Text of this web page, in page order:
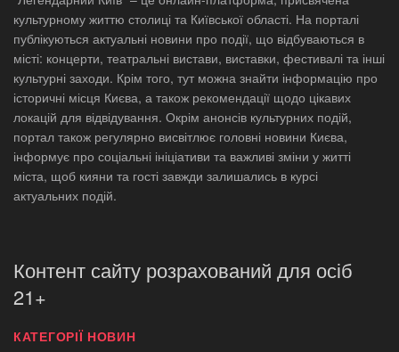
культурному життю столиці та Київської області. На порталі
публікуються актуальні новини про події, що відбуваються в
місті: концерти, театральні вистави, виставки, фестивалі та інші
культурні заходи. Крім того, тут можна знайти інформацію про
історичні місця Києва, а також рекомендації щодо цікавих
локацій для відвідування. Окрім анонсів культурних подій,
портал також регулярно висвітлює головні новини Києва,
інформує про соціальні ініціативи та важливі зміни у житті
міста, щоб кияни та гості завжди залишались в курсі
актуальних подій.
Контент сайту розрахований для осіб
21+
КАТЕГОРІЇ НОВИН